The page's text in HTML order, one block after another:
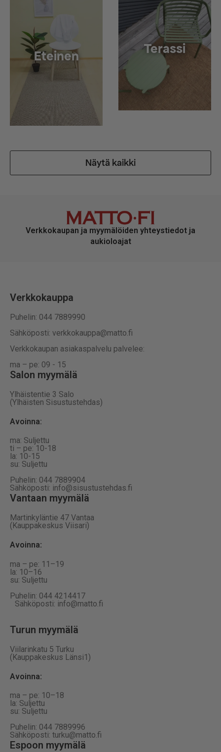
Eteinen Terassi
Näytä kaikki
Verkkokaupan ja myymälöiden yhteystiedot ja
aukioloajat
Verkkokauppa
Puhelin: 044 7889990
Sähköposti: verkkokauppa@matto.fi
Verkkokaupan asiakaspalvelu palvelee:
ma – pe: 09 - 15
Salon myymälä
Ylhäistentie 3 Salo
(Ylhäisten Sisustustehdas)
Avoinna:
ma: Suljettu
ti – pe: 10-18
la: 10-15
su: Suljettu
Puhelin: 044 7889904
Sähköposti: info@sisustustehdas.fi
Vantaan myymälä
Martinkyläntie 47 Vantaa
(Kauppakeskus Viisari)
Avoinna:
ma – pe: 11–19
la: 10–16
su: Suljettu
Puhelin: 044 4214417
Sähköposti: info@matto.fi
Turun myymälä
Viilarinkatu 5 Turku
(Kauppakeskus Länsi1)
Avoinna:
ma – pe: 10–18
la: Suljettu
su: Suljettu
Puhelin: 044 7889996
Sähköposti: turku@matto.fi
Espoon myymälä